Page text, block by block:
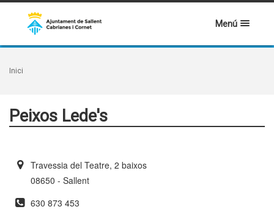
Menú
Inici
Peixos Lede's
Travessia del Teatre, 2 baixos
08650 - Sallent
630 873 453